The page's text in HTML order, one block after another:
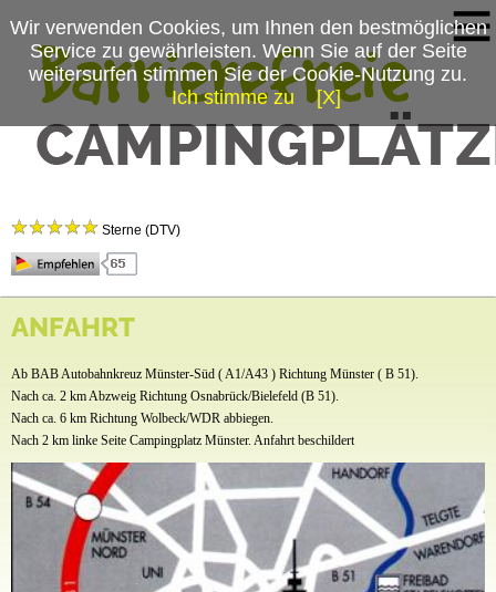
Campingplatzmenü
Stellplätze
Mietobjekte
Preise & Prospekte
Anfahrt
News
Sterne (DTV)
Stadtnah und doch im Grünen,
Münster entdecken mit dem Wohlfülfaktor.
ANFAHRT
Ab BAB Autobahnkreuz Münster-Süd ( A1/A43 ) Richtung Münster ( B 51).
Nach ca. 2 km Abzweig Richtung Osnabrück/Bielefeld (B 51).
Nach ca. 6 km Richtung Wolbeck/WDR abbiegen.
Nach 2 km linke Seite Campingplatz Münster. Anfahrt beschildert
Wir verwenden Cookies, um Ihnen den bestmöglichen
Service zu gewährleisten. Wenn Sie auf der Seite
weitersurfen stimmen Sie der Cookie-Nutzung zu.
Ich stimme zu
[X]